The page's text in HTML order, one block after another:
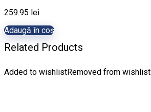
259.95 lei
Adaugă în coș
Related Products
Added to wishlistRemoved from wishlist